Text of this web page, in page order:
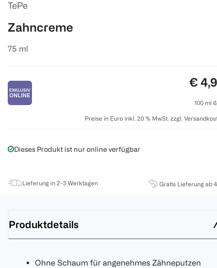
TePe
Zahncreme
75 ml
€
100 ml
Preise in Euro inkl. 20 % MwSt. zzgl.
Dieses Produkt ist nur online verfügbar
Lieferung in 2-3 Werktagen Gratis Lieferung ab
Produktdetails
Ohne Schaum für angenehmes Zähneputzen